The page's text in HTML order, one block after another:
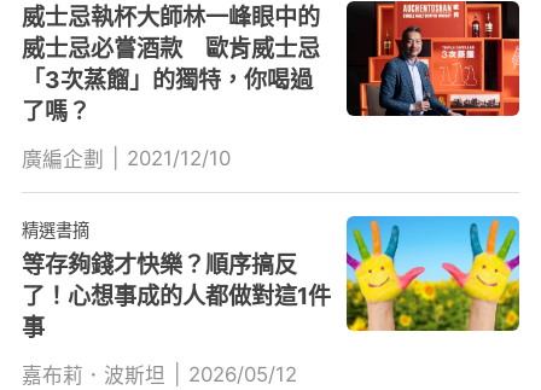
威士忌執杯大師林一峰眼中的
威士忌必嘗酒款 歐肯威士忌
「3次蒸餾」的獨特，你喝過
了嗎？
廣編企劃 2021/12/10
精選書摘
等存夠錢才快樂？順序搞反
了！心想事成的人都做對這1件
事
嘉布莉．波斯坦 2026/05/12